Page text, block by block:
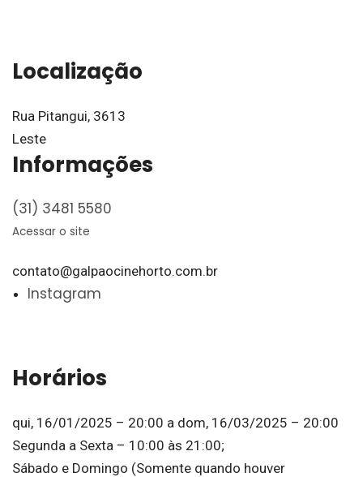
Localização
Rua Pitangui, 3613
Leste
Informações
(31) 3481 5580
Acessar o site
contato@galpaocinehorto.com.br
Instagram
Horários
qui, 16/01/2025 – 20:00 a dom, 16/03/2025 – 20:00
Segunda a Sexta – 10:00 às 21:00;
Sábado e Domingo (Somente quando houver